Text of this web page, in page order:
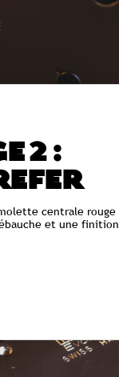
2 :
centrale rouge
et une finition